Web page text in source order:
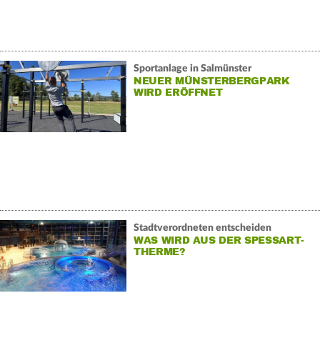
Sportanlage in Salmünster
NEUER MÜNSTERBERGPARK
WIRD ERÖFFNET
Stadtverordneten entscheiden
WAS WIRD AUS DER SPESSART-
THERME?